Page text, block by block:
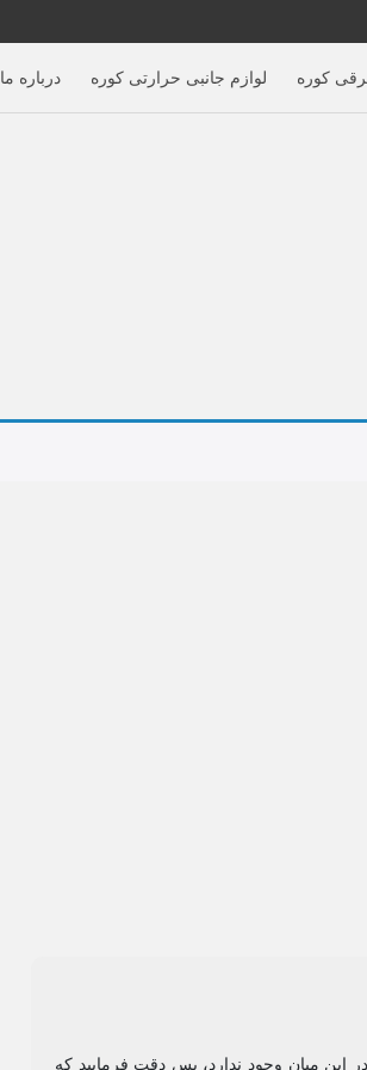
کوره لوازم جانبی حرارتی کوره درباره ما
این میان وجود ندارد، پس دقت فرمایید که